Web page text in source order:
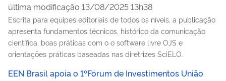
última modificação 13/08/2025 13h38
Escrita para equipes editoriais de todos os níveis, a publicação
apresenta fundamentos técnicos, histórico da comunicação
científica, boas práticas com o o software livre OJS e
orientações práticas baseadas nas diretrizes SciELO.
EEN Brasil apoia o 1ºFórum de Investimentos União